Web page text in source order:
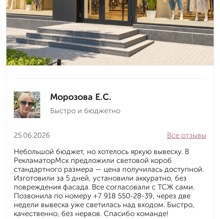
Морозова Е.С.
Быстро и бюджетно
25.06.2026
Все отзывы
Небольшой бюджет, но хотелось яркую вывеску. В
РекламаторМск предложили световой короб
стандартного размера — цена получилась доступной.
Изготовили за 5 дней, установили аккуратно, без
повреждения фасада. Все согласовали с ТСЖ сами.
Позвонила по номеру +7 918 550-28-39, через две
недели вывеска уже светилась над входом. Быстро,
качественно, без нервов. Спасибо команде!